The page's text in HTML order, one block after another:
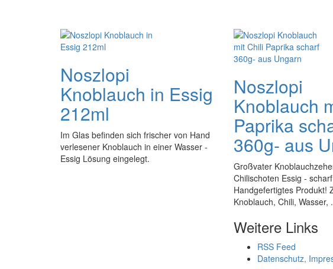
Noszlopi
Knoblauch in Essig
212ml
Im Glas befinden sich frischer von Hand
verlesener Knoblauch in einer Wasser -
Essig Lösung eingelegt.
Noszlopi
Knoblauch
Paprika
360g- aus
Großvater
Chilischoten Essig - scharf
Handgefertigtes Produkt!
Knoblauch, Chili, Wasser,
Weitere Links
RSS Feed
Datenschutz,